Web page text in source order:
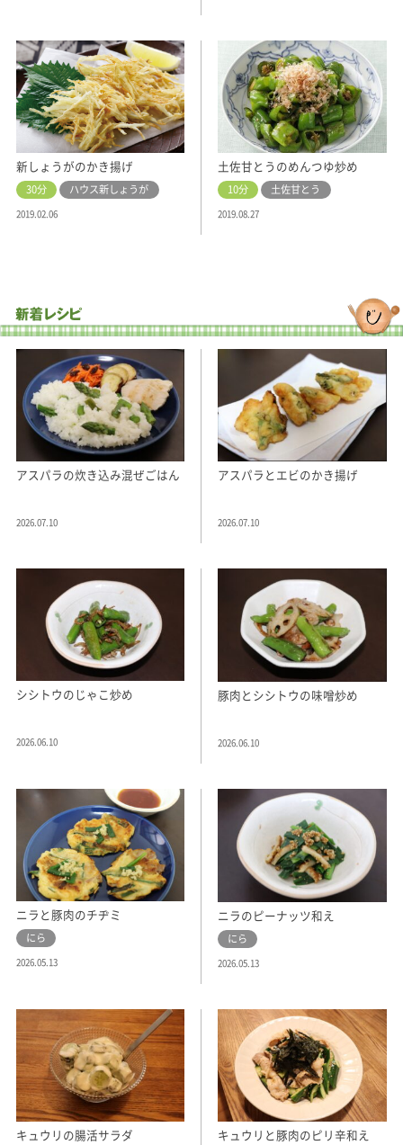
新しょうがのかき揚げ
30分 ハウス新しょうが
2019.02.06
土佐甘とうのめんつゆ炒め
10分 土佐甘とう
2019.08.27
アスパラの炊き込み混ぜごはん
2026.07.10
アスパラとエビのかき揚げ
2026.07.10
シシトウのじゃこ炒め
2026.06.10
豚肉とシシトウの味噌炒め
2026.06.10
ニラと豚肉のチヂミ
にら
2026.05.13
ニラのピーナッツ和え
にら
2026.05.13
キュウリの腸活サラダ キュウリと豚肉のピリ辛和え